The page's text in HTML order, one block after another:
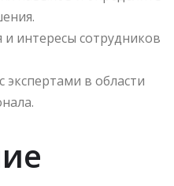
интересы сотрудников
в области